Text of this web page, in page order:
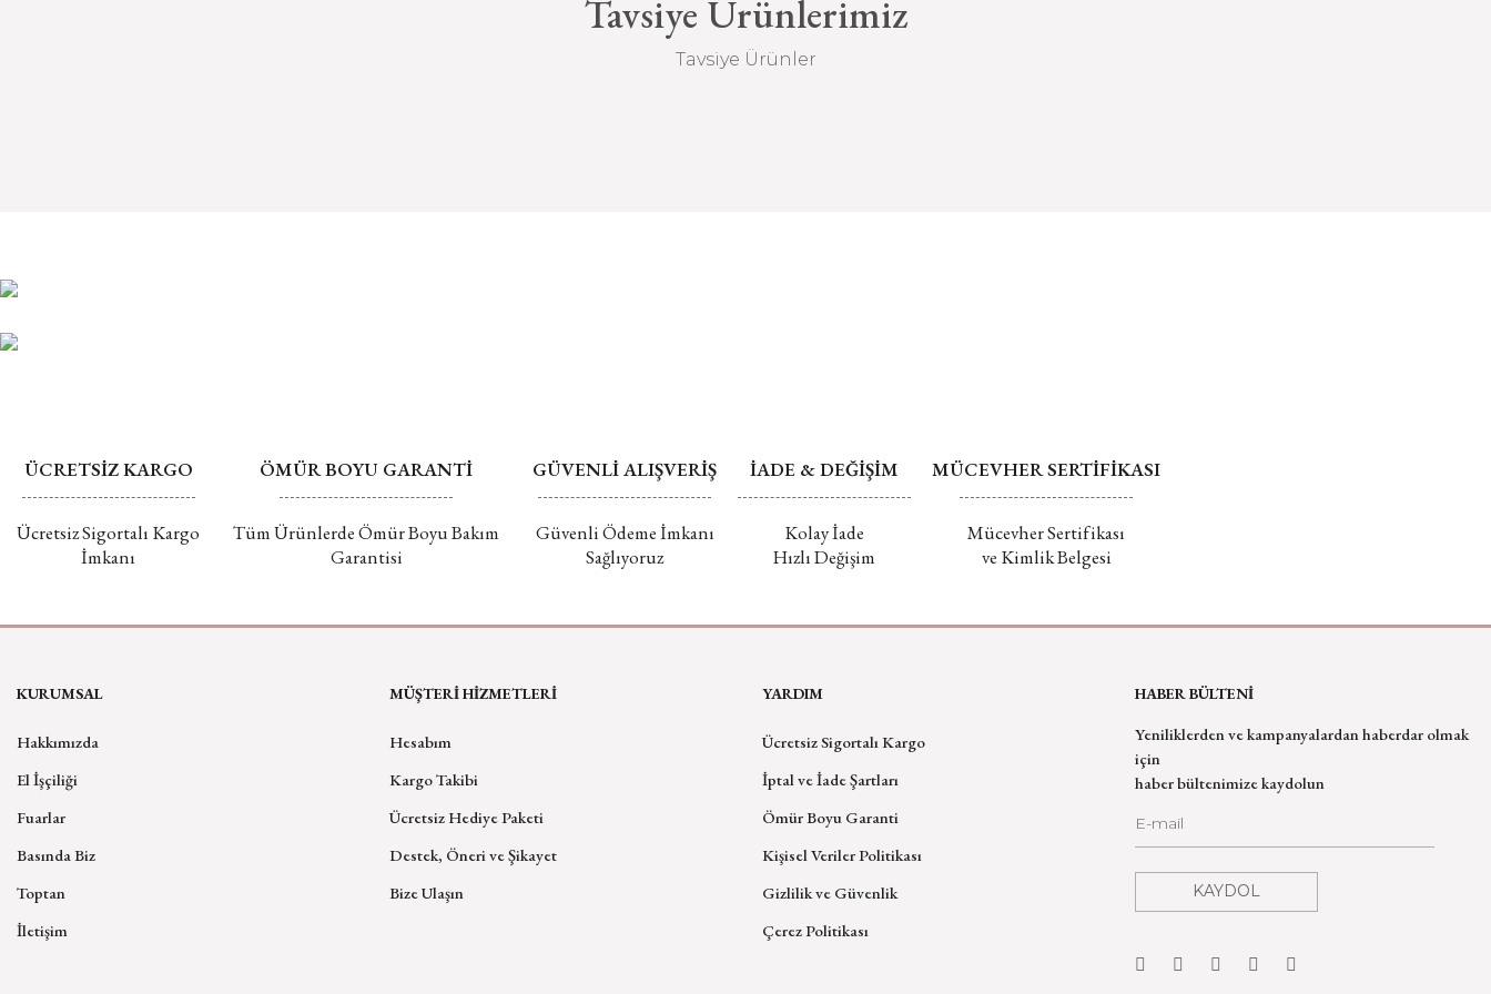
edilmemektedir.
Tavsiye Ürünlerimiz
Tavsiye Ürünler
ÜCRETSİZ KARGO
Ücretsiz Sigortalı Kargo
İmkanı
ÖMÜR BOYU GARANTİ
Tüm Ürünlerde Ömür Boyu Bakım
Garantisi
GÜVENLİ ALIŞVERİŞ
Güvenli Ödeme İmkanı
Sağlıyoruz
İADE & DEĞİŞİM
Kolay İade
Hızlı Değişim
MÜCEVHER SERTİFİKASI
Mücevher Sertifikası
ve Kimlik Belgesi
KURUMSAL
Hakkımızda
El İşçiliği
Fuarlar
Basında Biz
Toptan
İletişim
MÜŞTERİ HİZMETLERİ
Hesabım
Kargo Takibi
Ücretsiz Hediye Paketi
Destek, Öneri ve Şikayet
Bize Ulaşın
YARDIM
Ücretsiz Sigortalı Kargo
İptal ve İade Şartları
Ömür Boyu Garanti
Kişisel Veriler Politikası
Gizlilik ve Güvenlik
Çerez Politikası
HABER BÜLTENİ
Yeniliklerden ve kampanyalardan haberdar olmak
için
haber bültenimize kaydolun
KAYDOL